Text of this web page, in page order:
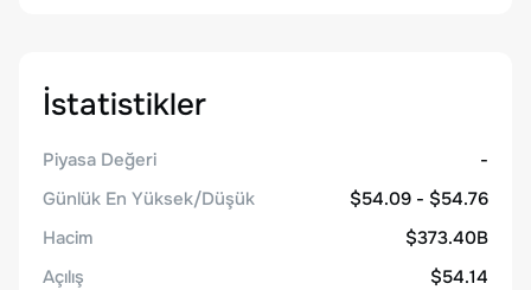
İstatistikler
Piyasa Değeri
-
Günlük En Yüksek/Düşük
$54.09 - $54.76
Hacim
$373.40B
Açılış
$54.14